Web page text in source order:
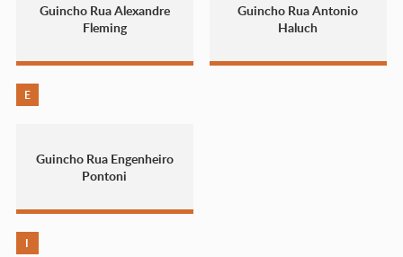
Guincho Rua Alexandre
Fleming
Guincho Rua Antonio
Haluch
E
Guincho Rua Engenheiro
Pontoni
I